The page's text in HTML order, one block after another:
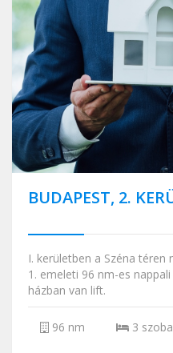
BUDAPEST, 2.
I. kerületben a Széna
1. emeleti 96 nm-es
házban van lift.
96 nm 3 szoba